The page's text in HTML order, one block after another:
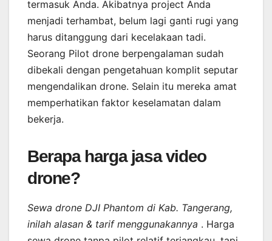
termasuk Anda. Akibatnya project Anda
menjadi terhambat, belum lagi ganti rugi yang
harus ditanggung dari kecelakaan tadi.
Seorang Pilot drone berpengalaman sudah
dibekali dengan pengetahuan komplit seputar
mengendalikan drone. Selain itu mereka amat
memperhatikan faktor keselamatan dalam
bekerja.
Berapa harga jasa video
drone?
Sewa drone DJI Phantom di Kab. Tangerang,
inilah alasan & tarif menggunakannya . Harga